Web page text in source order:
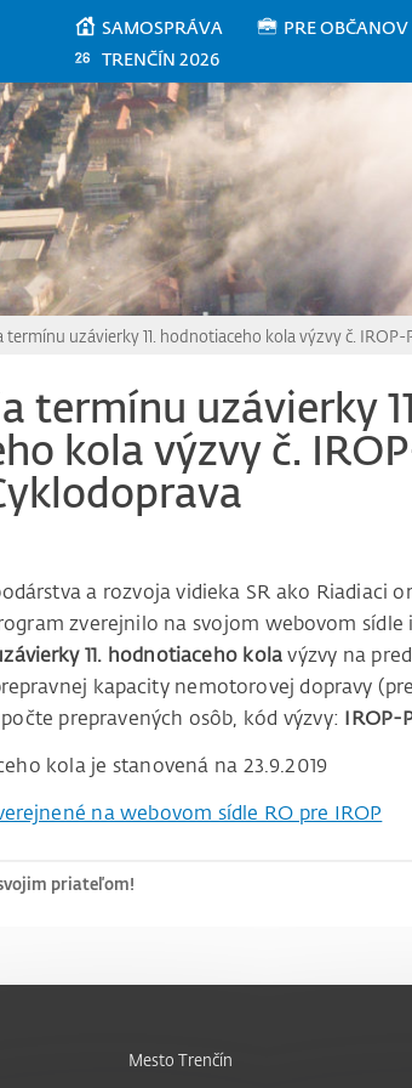
SAMOSPRÁVA PRE OBČANOV
TRENČÍN 2026
termínu uzávierky 11. hodnotiaceho kola výzvy č. IROP-
termínu uzávierky
kola výzvy č.
a rozvoja vidieka SR ako Riadiaci
zverejnilo na svojom webovom sídle
11. hodnotiaceho kolavýzvy na
kapacity nemotorovej dopravy
prepravených osôb, kód výzvy: IROP-
kola je stanovená na 23.9.2019
na webovom sídle RO pre IROP
priateľom!
Mesto Trenčín